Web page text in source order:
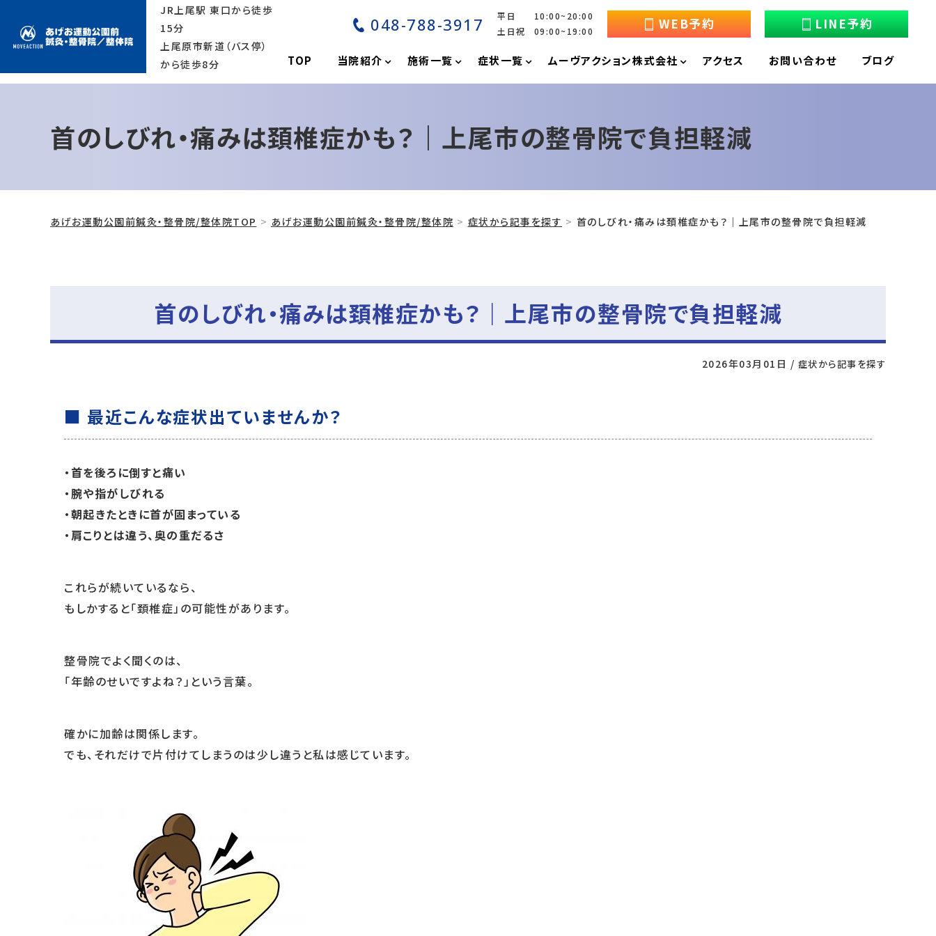
JR上尾駅 東口から徒歩
15分
上尾原市新道（バス停）
から徒歩8分
048-788-3917
平日 10:00~20:00
土日祝 09:00~19:00
WEB予約 LINE予約
TOP 当院紹介 施術一覧 症状一覧 ムーヴアクション株式会社 アクセス お問い合わせ ブログ
首のしびれ・痛みは頚椎症かも？｜上尾市の整骨院で負担軽減
あげお運動公園前鍼灸・整骨院/整体院TOP あげお運動公園前鍼灸・整骨院/整体院 症状から記事を探す 首のしびれ・痛みは頚椎症かも？｜上尾市の整骨院で負担軽減
首のしびれ・痛みは頚椎症かも？｜上尾市の整骨院で負担軽減
2026年03月01日 / 症状から記事を探す
■ 最近こんな症状出ていませんか？
・首を後ろに倒すと痛い
・腕や指がしびれる
・朝起きたときに首が固まっている
・肩こりとは違う、奥の重だるさ
これらが続いているなら、
もしかすると「頚椎症」の可能性があります。
整骨院でよく聞くのは、
「年齢のせいですよね？」という言葉。
確かに加齢は関係します。
でも、それだけで片付けてしまうのは少し違うと私は感じています。